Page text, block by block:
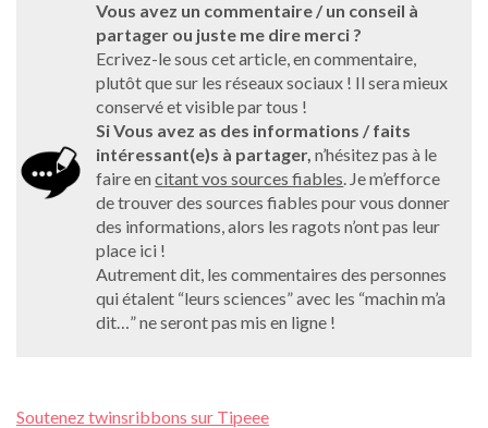
Vous avez un commentaire / un conseil à
partager ou juste me dire merci ?
Ecrivez-le sous cet article, en commentaire,
plutôt que sur les réseaux sociaux ! Il sera mieux
conservé et visible par tous !
Si Vous avez as des informations / faits
intéressant(e)s à partager, n’hésitez pas à le
faire encitant vos sources fiables. Je m’efforce
de trouver des sources fiables pour vous donner
des informations, alors les ragots n’ont pas leur
place ici !
Autrement dit, les commentaires des personnes
qui étalent “leurs sciences” avec les “machin m’a
dit…” ne seront pas mis en ligne !
Soutenez twinsribbons sur Tipeee